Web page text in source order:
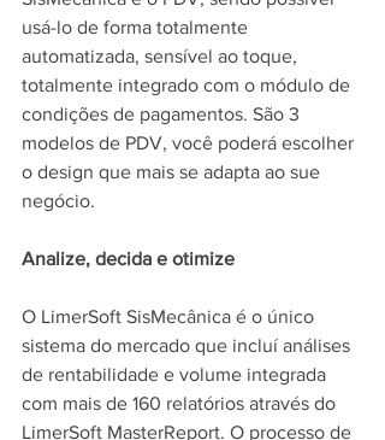
usá-lo de forma totalmente
automatizada, sensível ao toque,
totalmente integrado com o módulo de
condições de pagamentos. São 3
modelos de PDV, você poderá escolher
o design que mais se adapta ao sue
negócio.
Analize, decida e otimize
O LimerSoft SisMecânica é o único
sistema do mercado que incluí análises
de rentabilidade e volume integrada
com mais de 160 relatórios através do
LimerSoft MasterReport. O processo de